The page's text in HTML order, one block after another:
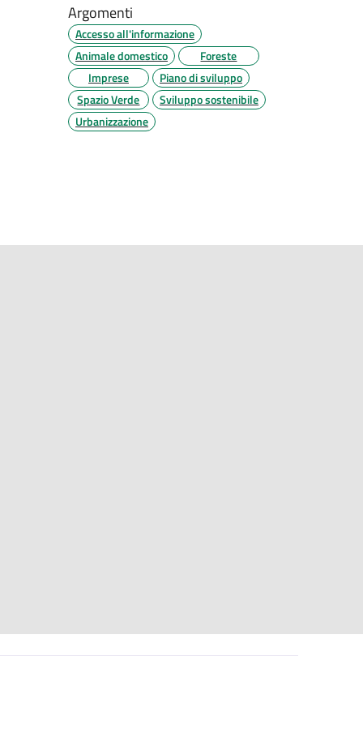
Argomenti
Accesso all'informazione
Animale domestico
Foreste
Imprese
Piano di sviluppo
Spazio Verde
Sviluppo sostenibile
Urbanizzazione